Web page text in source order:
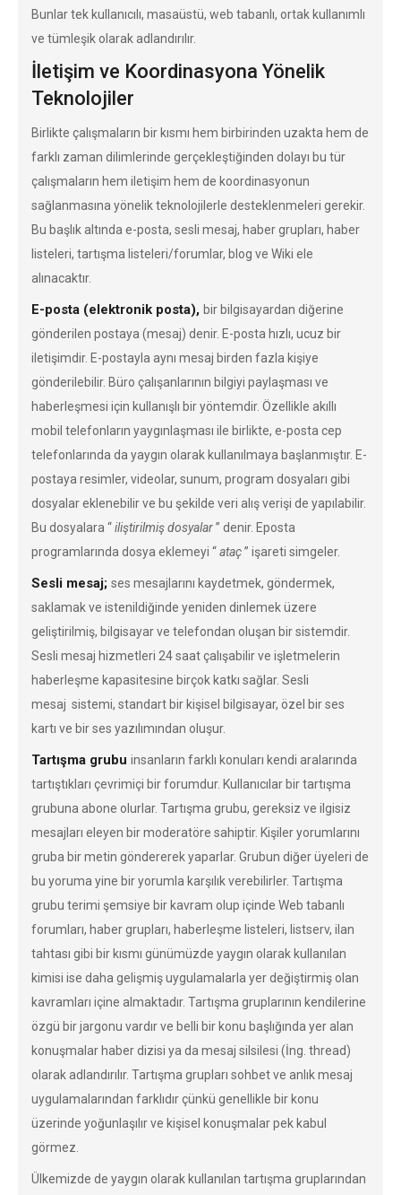
Bunlar tek kullanıcılı, masaüstü, web tabanlı, ortak kullanımlı
ve tümleşik olarak adlandırılır.
İletişim ve Koordinasyona Yönelik
Teknolojiler
Birlikte çalışmaların bir kısmı hem birbirinden uzakta hem de
farklı zaman dilimlerinde gerçekleştiğinden dolayı bu tür
çalışmaların hem iletişim hem de koordinasyonun
sağlanmasına yönelik teknolojilerle desteklenmeleri gerekir.
Bu başlık altında e-posta, sesli mesaj, haber grupları, haber
listeleri, tartışma listeleri/forumlar, blog ve Wiki ele
alınacaktır.
E-posta (elektronik posta), bir bilgisayardan diğerine
gönderilen postaya (mesaj) denir. E-posta hızlı, ucuz bir
iletişimdir. E-postayla aynı mesaj birden fazla kişiye
gönderilebilir. Büro çalışanlarının bilgiyi paylaşması ve
haberleşmesi için kullanışlı bir yöntemdir. Özellikle akıllı
mobil telefonların yaygınlaşması ile birlikte, e-posta cep
telefonlarında da yaygın olarak kullanılmaya başlanmıştır. E-
postaya resimler, videolar, sunum, program dosyaları gibi
dosyalar eklenebilir ve bu şekilde veri alış verişi de yapılabilir.
Bu dosyalara “iliştirilmiş dosyalar” denir. Eposta
programlarında dosya eklemeyi “ataç” işareti simgeler.
Sesli mesaj; ses mesajlarını kaydetmek, göndermek,
saklamak ve istenildiğinde yeniden dinlemek üzere
geliştirilmiş, bilgisayar ve telefondan oluşan bir sistemdir.
Sesli mesaj hizmetleri 24 saat çalışabilir ve işletmelerin
haberleşme kapasitesine birçok katkı sağlar. Sesli
mesaj sistemi, standart bir kişisel bilgisayar, özel bir ses
kartı ve bir ses yazılımından oluşur.
Tartışma grubu insanların farklı konuları kendi aralarında
tartıştıkları çevrimiçi bir forumdur. Kullanıcılar bir tartışma
grubuna abone olurlar. Tartışma grubu, gereksiz ve ilgisiz
mesajları eleyen bir moderatöre sahiptir. Kişiler yorumlarını
gruba bir metin göndererek yaparlar. Grubun diğer üyeleri de
bu yoruma yine bir yorumla karşılık verebilirler. Tartışma
grubu terimi şemsiye bir kavram olup içinde Web tabanlı
forumları, haber grupları, haberleşme listeleri, listserv, ilan
tahtası gibi bir kısmı günümüzde yaygın olarak kullanılan
kimisi ise daha gelişmiş uygulamalarla yer değiştirmiş olan
kavramları içine almaktadır. Tartışma gruplarının kendilerine
özgü bir jargonu vardır ve belli bir konu başlığında yer alan
konuşmalar haber dizisi ya da mesaj silsilesi (İng. thread)
olarak adlandırılır. Tartışma grupları sohbet ve anlık mesaj
uygulamalarından farklıdır çünkü genellikle bir konu
üzerinde yoğunlaşılır ve kişisel konuşmalar pek kabul
görmez.
Ülkemizde de yaygın olarak kullanılan tartışma gruplarından